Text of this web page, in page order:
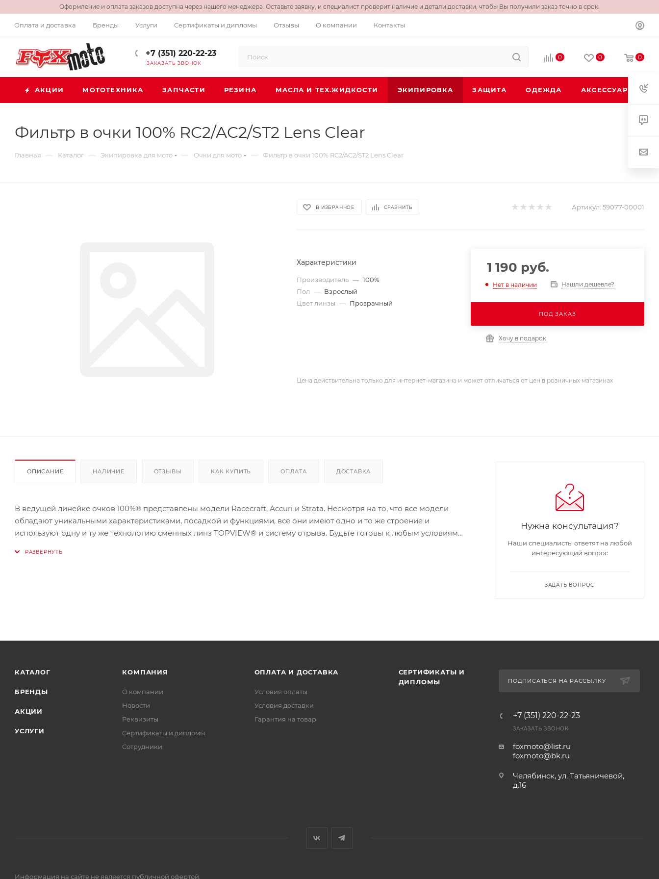
Оформление и оплата заказов доступна через нашего менеджера. Оставьте заявку, и специалист проверит наличие и детали доставки, чтобы Вы получили заказ точно в срок.
Оплата и доставка Бренды Услуги Сертификаты и дипломы Отзывы О компании Контакты
+7 (351) 220-22-23
ЗАКАЗАТЬ ЗВОНОК
0 0 0
АКЦИИ МОТОТЕХНИКА ЗАПЧАСТИ РЕЗИНА МАСЛА И ТЕХ.ЖИДКОСТИ ЭКИПИРОВКА ЗАЩИТА ОДЕЖДА АКСЕССУАРЫ
Фильтр в очки 100% RC2/AC2/ST2 Lens Clear
Главная — Каталог — Экипировка для мото — Очки для мото — Фильтр в очки 100% RC2/AC2/ST2 Lens Clear
В ИЗБРАННОЕ СРАВНИТЬ Артикул: 59077-00001
Характеристики
Производитель — 100%
Пол — Взрослый
Цвет линзы — Прозрачный
1 190 руб.
Нет в наличии Нашли дешевле?
ПОД ЗАКАЗ
Хочу в подарок
Цена действительна только для интернет-магазина и может отличаться от цен в розничных магазинах
ОПИСАНИЕ НАЛИЧИЕ ОТЗЫВЫ КАК КУПИТЬ ОПЛАТА ДОСТАВКА
В ведущей линейке очков 100%® представлены модели Racecraft, Accuri и Strata. Несмотря на то, что все модели
обладают уникальными характеристиками, посадкой и функциями, все они имеют одно и то же строение и
используют одну и ту же технологию сменных линз TOPVIEW® и систему отрыва. Будьте готовы к любым условиям
Нужна консультация?
Наши специалисты ответят на любой
интересующий вопрос
ЗАДАТЬ ВОПРОС
КАТАЛОГ
БРЕНДЫ
АКЦИИ
УСЛУГИ
КОМПАНИЯ
О компании
Новости
Реквизиты
Сертификаты и дипломы
Сотрудники
ОПЛАТА И ДОСТАВКА
Условия оплаты
Условия доставки
Гарантия на товар
СЕРТИФИКАТЫ И
ДИПЛОМЫ
ПОДПИСАТЬСЯ НА РАССЫЛКУ
+7 (351) 220-22-23
ЗАКАЗАТЬ ЗВОНОК
foxmoto@list.ru
foxmoto@bk.ru
Челябинск, ул. Татьяничевой,
д.16
Информация на сайте не является публичной офертой.